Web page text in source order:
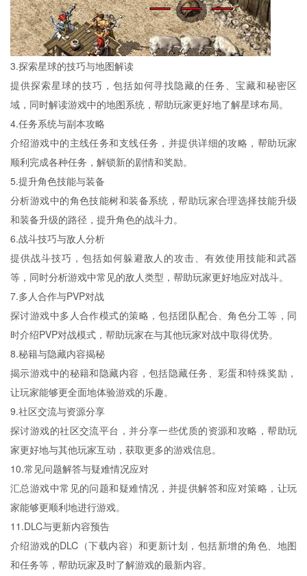
3.探索星球的技巧与地图解读
提供探索星球的技巧，包括如何寻找隐藏的任务、宝藏和秘密区
域，同时解读游戏中的地图系统，帮助玩家更好地了解星球布局。
4.任务系统与副本攻略
介绍游戏中的主线任务和支线任务，并提供详细的攻略，帮助玩家
顺利完成各种任务，解锁新的剧情和奖励。
5.提升角色技能与装备
分析游戏中的角色技能树和装备系统，帮助玩家合理选择技能升级
和装备升级的路径，提升角色的战斗力。
6.战斗技巧与敌人分析
提供战斗技巧，包括如何躲避敌人的攻击、有效使用技能和武器
等，同时分析游戏中常见的敌人类型，帮助玩家更好地应对战斗。
7.多人合作与PVP对战
探讨游戏中多人合作模式的策略，包括团队配合、角色分工等，同
时介绍PVP对战模式，帮助玩家在与其他玩家对战中取得优势。
8.秘籍与隐藏内容揭秘
揭示游戏中的秘籍和隐藏内容，包括隐藏任务、彩蛋和特殊奖励，
让玩家能够更全面地体验游戏的乐趣。
9.社区交流与资源分享
探讨游戏的社区交流平台，并分享一些优质的资源和攻略，帮助玩
家更好地与其他玩家互动，获取更多的游戏信息。
10.常见问题解答与疑难情况应对
汇总游戏中常见的问题和疑难情况，并提供解答和应对策略，让玩
家能够更顺利地进行游戏。
11.DLC与更新内容预告
介绍游戏的DLC（下载内容）和更新计划，包括新增的角色、地图
和任务等，帮助玩家及时了解游戏的最新内容。